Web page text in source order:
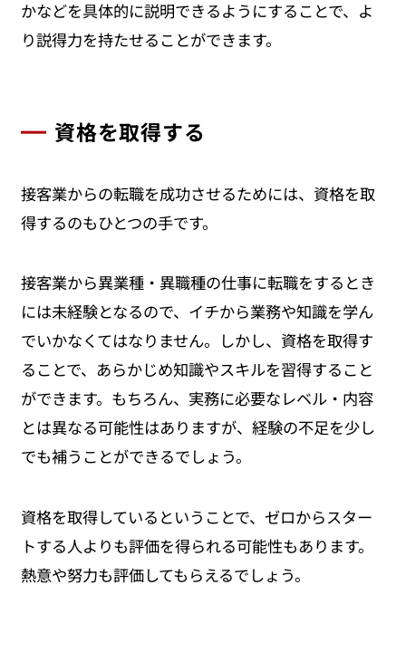
かなどを具体的に説明できるようにすることで、よ
り説得力を持たせることができます。
資格を取得する
接客業からの転職を成功させるためには、資格を取
得するのもひとつの手です。
接客業から異業種・異職種の仕事に転職をするとき
には未経験となるので、イチから業務や知識を学ん
でいかなくてはなりません。しかし、資格を取得す
ることで、あらかじめ知識やスキルを習得すること
ができます。もちろん、実務に必要なレベル・内容
とは異なる可能性はありますが、経験の不足を少し
でも補うことができるでしょう。
資格を取得しているということで、ゼロからスター
トする人よりも評価を得られる可能性もあります。
熱意や努力も評価してもらえるでしょう。